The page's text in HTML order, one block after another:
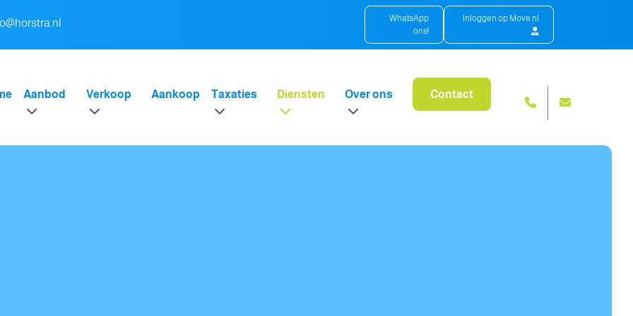
WhatsApp
ons!
Inloggen op Move.nl
Aanbod Verkoop Aankoop Taxaties Diensten Over ons Contact